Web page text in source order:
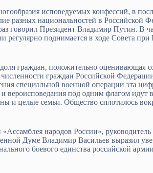
исповедуемых конфессий, в
разных национальностей в Российской
говорил Президент Владимир Путин. В
регулярно поднимается в ходе Совета при
граждан, положительно оценивающая
граждан Российской
специальной военной операции эта
вероисповедания под одним флагом идут
и целые семьи. Общество сплотилось
народов России»,
Думе Владимир Васильев выразил
боевого единства российской